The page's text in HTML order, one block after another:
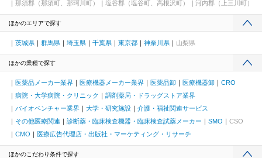
那須郡（那須町、那珂川町）
塩谷郡（塩谷町、高根沢町） 河内郡（上三川町）
ほかのエリアで探す
茨城県 群馬県 埼玉県 千葉県 東京都 神奈川県 山梨県
ほかの業種で探す
医薬品メーカー業界 医療機器メーカー業界 医薬品卸 医療機器卸
CRO
病院・大学病院・クリニック
調剤薬局・ドラッグストア業界
バイオベンチャー業界
大学・研究施設
介護・福祉関連サービス
その他医療関連
診断薬・臨床検査機器・臨床検査試薬メーカー SMO
CSO
CMO
医療広告代理店・出版社・マーケティング・リサーチ
ほかのこだわり条件で探す